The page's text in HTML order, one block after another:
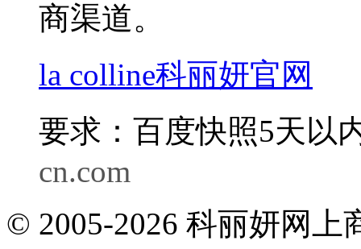
商渠道。
la colline科丽妍官网
要求：百度快照5天以
cn.com
© 2005-2026 科丽妍网